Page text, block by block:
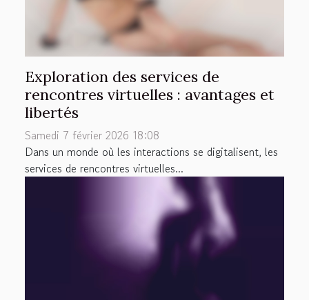
Exploration des services de
rencontres virtuelles : avantages et
libertés
Samedi 7 février 2026 18:08
Dans un monde où les interactions se digitalisent, les
services de rencontres virtuelles...